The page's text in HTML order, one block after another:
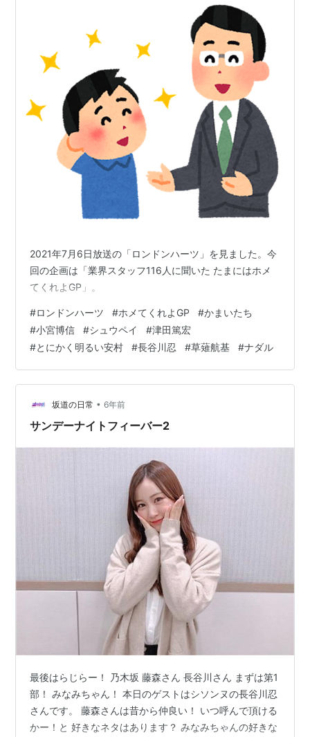
2021年7月6日放送の「ロンドンハーツ」を見ました。今
回の企画は「業界スタッフ116人に聞いた たまにはホメ
てくれよGP」。
#ロンドンハーツ #ホメてくれよGP #かまいたち
#小宮博信 #シュウペイ #津田篤宏
#とにかく明るい安村 #長谷川忍 #草薙航基 #ナダル
坂道の日常 • 6年前
サンデーナイトフィーバー2
最後はらじらー！ 乃木坂 藤森さん 長谷川さん まずは第1
部！ みなみちゃん！ 本日のゲストはシソンヌの長谷川忍
さんです。 藤森さんは昔から仲良い！ いつ呼んで頂ける
かー！と 好きなネタはあります？ みなみちゃんの好きな